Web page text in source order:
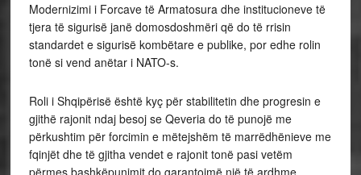
Modernizimi i Forcave të Armatosura dhe institucioneve të
tjera të sigurisë janë domosdoshmëri që do të rrisin
standardet e sigurisë kombëtare e publike, por edhe rolin
tonë si vend anëtar i NATO-s.
Roli i Shqipërisë është kyç për stabilitetin dhe progresin e
gjithë rajonit ndaj besoj se Qeveria do të punojë me
përkushtim për forcimin e mëtejshëm të marrëdhënieve me
fqinjët dhe të gjitha vendet e rajonit tonë pasi vetëm
përmes bashkëpunimit do garantojmë një të ardhme